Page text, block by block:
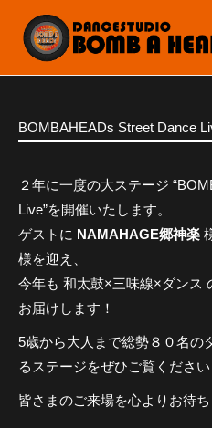
D
N
E
S
T
U
D
I
O
B
O
M
2
5
/
0
4
/
0
b
O
M
B
A
H
E
D
s
BOMBAHEADs Street Dance
２年に一度の大ステージ
Live”を開催いたします。
ゲストに NAMAHAGE郷神楽
様を迎え、
今年も 和太鼓×三味線×ダンス
お届けします！
5歳から大人まで総勢８０名の
るステージをぜひご覧ください
皆さまのご来場を心よりお待ち
A
N
C
T
D
I
O
B
O
M
B
A
H
E
A